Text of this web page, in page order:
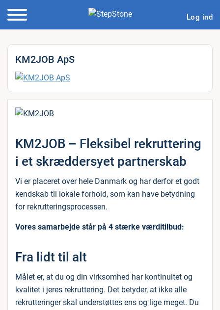
Log ind
KM2JOB ApS
KM2JOB – Fleksibel rekruttering
i et skræddersyet partnerskab
Vi er placeret over hele Danmark og har derfor et godt
kendskab til lokale forhold, som kan have betydning
for rekrutteringsprocessen.
Vores samarbejde står på 4 stærke værditilbud:
Fra lidt til alt
Målet er, at du og din virksomhed har kontinuitet og
kvalitet i jeres rekruttering. Det betyder, at ikke alle
rekrutteringer skal understøttes ens og lige meget. Du